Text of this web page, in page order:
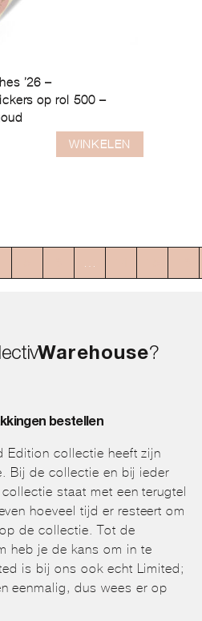
’26 –
op rol 500 –
WINKELEN
…
Warehouse?
bestellen
Edition collectie heeft zijn
Bij de collectie en bij ieder
staat met een terugtel
hoeveel tijd er resteert om
de collectie. Tot de
heb je de kans om in te
is bij ons ook echt Limited;
eenmalig, dus wees er op